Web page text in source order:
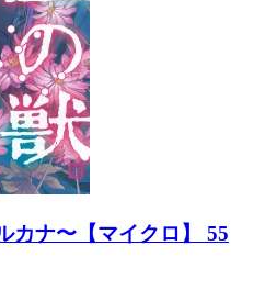
カナ〜【マイクロ】 55